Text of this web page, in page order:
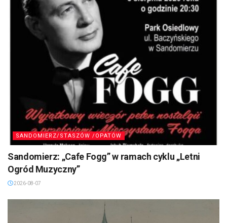
SANDOMIERZ/STASZÓW /OPATÓW
Sandomierz: „Cafe Fogg” w ramach cyklu „Letni
Ogród Muzyczny”
2026-08-07